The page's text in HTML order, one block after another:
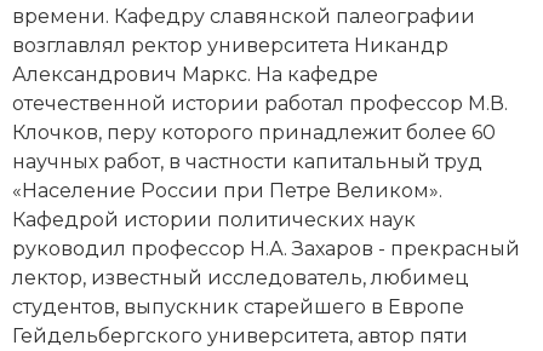
Новая история
Новейшая история
Нумизматика
Образование
Общественные объединения и организации
Политическая история
Революции и народные движения
времени. Кафедру славянской палеографии
возглавлял ректор университета Никандр
Александрович Маркс. На кафедре
отечественной истории работал профессор М.В.
Клочков, перу которого принадлежит более 60
научных работ, в частности капитальный труд
«Население России при Петре Великом».
Кафедрой истории политических наук
руководил профессор Н.А. Захаров - прекрасный
лектор, известный исследователь, любимец
студентов, выпускник старейшего в Европе
Гейдельбергского университета, автор пяти